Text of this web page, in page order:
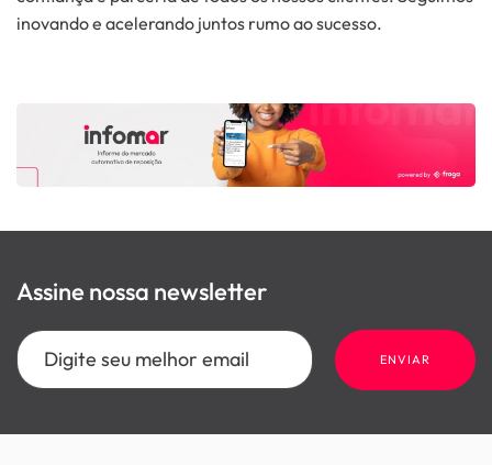
inovando e acelerando juntos rumo ao sucesso.
Assine nossa newsletter